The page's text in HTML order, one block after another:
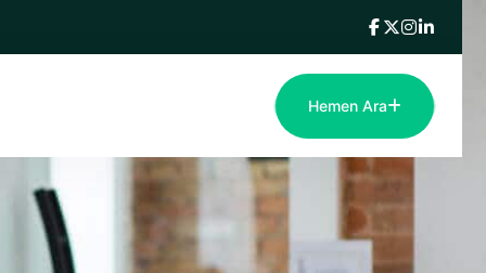
Hemen Ara